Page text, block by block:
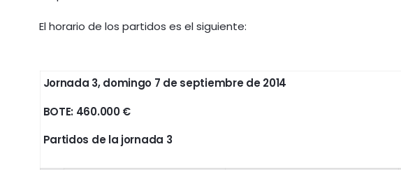
El horario de los partidos es el siguiente:
Jornada 3, domingo 7 de septiembre de 2014
BOTE: 460.000 €
Partidos de la jornada 3